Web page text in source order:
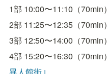
1部 10:00〜11:10（70min）
2部 11:25〜12:35（70min）
3部 12:50〜14:00（70min）
4部 15:20〜16:30（70min）